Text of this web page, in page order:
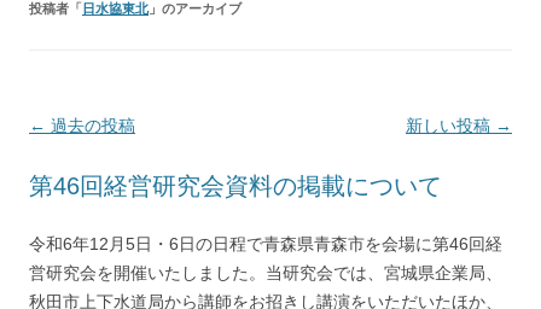
投稿者「日水協東北」のアーカイブ
投
ナ
ゲ
ー
← 過去の投稿 新しい投稿 →
第46回経営研究会資料の掲載について
令和6年12月5日・6日の日程で青森県青森市を会場に第46回経
営研究会を開催いたしました。当研究会では、宮城県企業局、
秋田市上下水道局から講師をお招きし講演をいただいたほか、